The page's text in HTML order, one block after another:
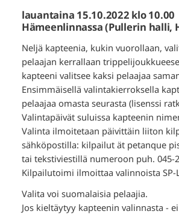
lauantaina 15.10.2022 klo 10.00
Hämeenlinnassa (Pullerin halli,
Neljä kapteenia, kukin vuorollaan,
pelaajan kerrallaan
kapteeni valitsee kaksi pelaajaa
Ensimmäisellä valintakierroksella
pelaajaa omasta seurasta (lisenssi
Valintapäivät suluissa kapteenin
Valinta ilmoitetaan päivittäin liiton
sähköpostilla: kilpailut ät petanque
tai tekstiviestillä numeroon puh. 045-
Kilpailutoimi ilmoittaa valinnoista
Valita voi suomalaisia pelaajia.
Jos kieltäytyy kapteenin valinnasta -